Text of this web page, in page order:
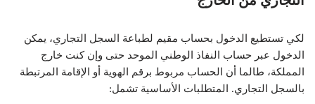
لكي تستطيع الدخول بحساب مقيم لطباعة السجل التجاري، يمكن
الدخول عبر حساب النفاذ الوطني الموحد حتى وإن كنت خارج
المملكة، طالما أن الحساب مربوط برقم الهوية أو الإقامة المرتبطة
بالسجل التجاري. المتطلبات الأساسية تشمل: